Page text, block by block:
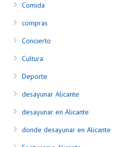
Comida
compras
Concierto
Cultura
Deporte
desayunar Alicante
desayunar en Alicante
donde desayunar en Alicante